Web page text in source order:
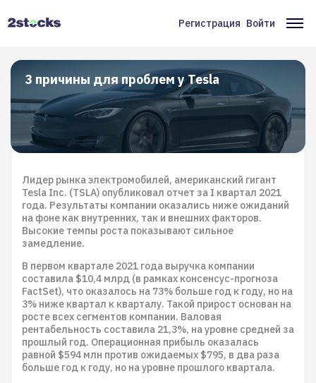
Меню
учётной
записи
пользователя
Регистрация Войти
3 причины для проблем у Tesla
Лидер рынка электромобилей, американский гигант
Tesla Inc. (TSLA) опубликовал отчет за I квартал 2021
года. Результаты компании оказались ниже ожиданий
на фоне как внутренних, так и внешних факторов.
Высокие темпы роста показывают сильное
замедление.
В первом квартале 2021 года выручка компании
составила $10,4 млрд (в рамках консенсус-прогноза
FactSet), что оказалось на 73% больше год к году, но на
3% ниже квартал к кварталу. Такой прирост основан на
росте всех сегментов компании. Валовая
рентабельность составила 21,3%, на уровне средней за
прошлый год. Операционная прибыль оказалась
равной $594 млн против ожидаемых $795, в два раза
больше год к году, но на уровне прошлого квартала.